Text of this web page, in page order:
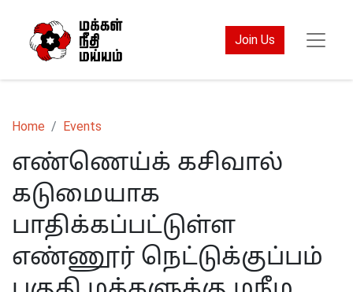
Join Us
Home Events
எண்ணெய்க் கசிவால்
கடுமையாக
பாதிக்கப்பட்டுள்ள
எண்ணூர் நெட்டுக்குப்பம்